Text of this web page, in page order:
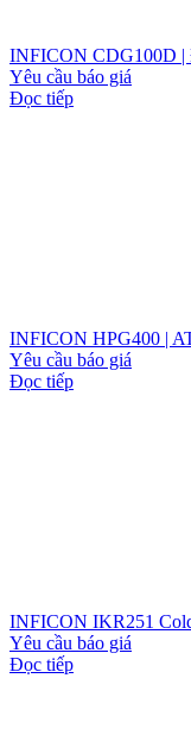
INFICON CDG100D |
Yêu cầu báo giá
Đọc tiếp
INFICON HPG400 |
Yêu cầu báo giá
Đọc tiếp
INFICON IKR251
Yêu cầu báo giá
Đọc tiếp